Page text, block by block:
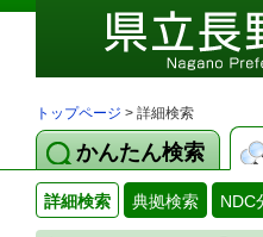
トップページ > 詳細検索
かんたん検索
詳細検索 典拠検索 NDC